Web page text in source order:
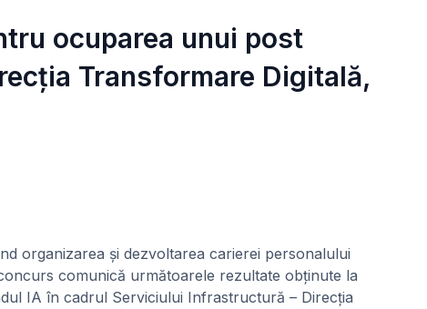
ocuparea unui post
Transformare Digitală,
organizarea și dezvoltarea carierei personalului
comunică următoarele rezultate obținute la
IA în cadrul Serviciului Infrastructură – Direcția